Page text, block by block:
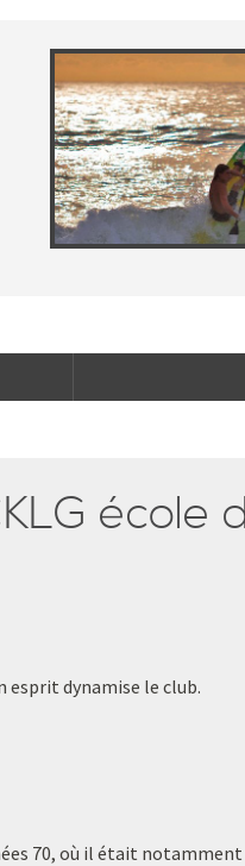
école
esprit dynamise le club.
70, où il était